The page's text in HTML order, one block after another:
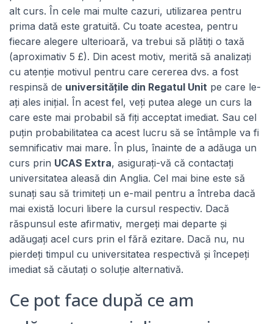
alt curs. În cele mai multe cazuri, utilizarea pentru
prima dată este gratuită. Cu toate acestea, pentru
fiecare alegere ulterioară, va trebui să plătiți o taxă
(aproximativ 5 £). Din acest motiv, merită să analizați
cu atenție motivul pentru care cererea dvs. a fost
respinsă de universitățile din Regatul Unit pe care le-
ați ales inițial. În acest fel, veți putea alege un curs la
care este mai probabil să fiți acceptat imediat. Sau cel
puțin probabilitatea ca acest lucru să se întâmple va fi
semnificativ mai mare. În plus, înainte de a adăuga un
curs prin UCAS Extra, asigurați-vă că contactați
universitatea aleasă din Anglia. Cel mai bine este să
sunați sau să trimiteți un e-mail pentru a întreba dacă
mai există locuri libere la cursul respectiv. Dacă
răspunsul este afirmativ, mergeți mai departe și
adăugați acel curs prin el fără ezitare. Dacă nu, nu
pierdeți timpul cu universitatea respectivă și începeți
imediat să căutați o soluție alternativă.
Ce pot face după ce am